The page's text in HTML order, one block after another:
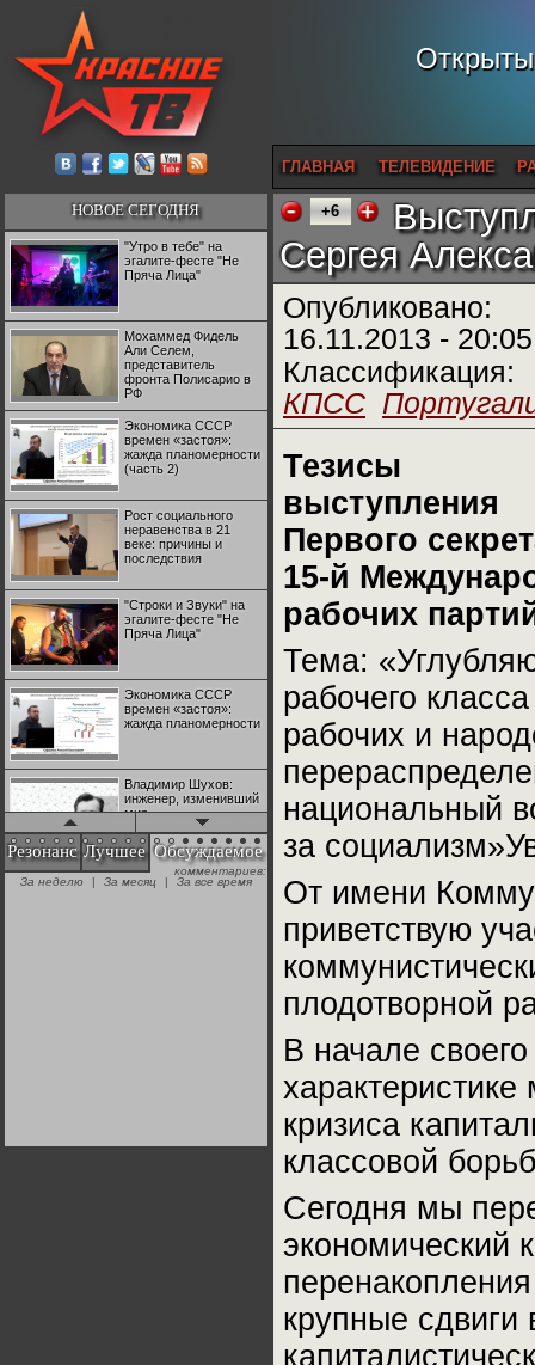
ГЛАВНАЯ ТЕЛЕВИДЕНИЕ
НОВОЕ СЕГОДНЯ
"Утро в тебе" на
эгалите-фесте "Не
Пряча Лица"
Мохаммед Фидель
Али Селем,
представитель
фронта Полисарио в
РФ
Экономика СССР
времен «застоя»:
жажда планомерности
(часть 2)
Рост социального
неравенства в 21
веке: причины и
последствия
"Строки и Звуки" на
эгалите-фесте "Не
Пряча Лица"
Экономика СССР
времен «застоя»:
жажда планомерности
Владимир Шухов:
инженер, изменивший
мир
"Аркадий Коц" на
эгалите-фесте "Не
Резонанс Лучшее Обсуждаемое
комментариев:
За неделю
| За месяц | За все время
+6
Сергея
Опубликовано:
16.11.2013 - 20:05
Классификация:
КПСС
Тезисы
выступления
Первого
15-й
рабочих
Тема:
рабочего
рабочих и
национальный
за
От имени
приветствую
плодотворной
В начале
кризиса
классовой
Сегодня мы
экономический
крупные